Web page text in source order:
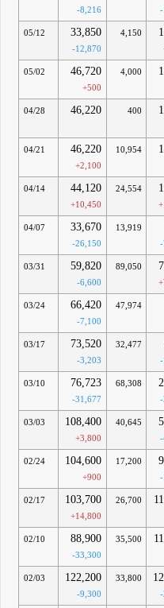
-8,216
05/12 33,850
-12,870
4,150
05/02 46,720
+500
4,000
04/28 46,220 400
04/21 46,220
+2,100
10,954
04/14 44,120
+10,450
24,554
04/07 33,670
-26,150
13,919
03/31 59,820
-6,600
89,050
03/24 66,420
-7,100
47,974
03/17 73,520
-3,203
32,477
03/10 76,723
-31,677
68,308
03/03 108,400
+3,800
40,645
02/24 104,600
+900
17,200
02/17 103,700
+14,800
26,700
02/10 88,900
-33,300
35,500
02/03 122,200
-9,300
33,800